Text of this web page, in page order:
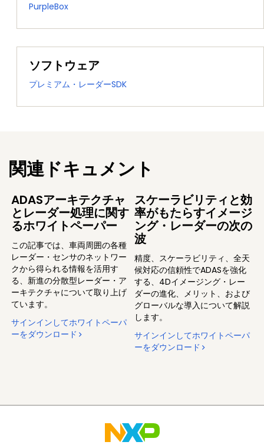
PurpleBox
ソフトウェア
プレミアム・レーダーSDK
関連ドキュメント
ADASアーキテクチャ
とレーダー処理に関す
るホワイトペーパー
この記事では、車両周囲の各種
レーダー・センサのネットワー
クから得られる情報を活用す
る、新進の分散型レーダー・ア
ーキテクチャについて取り上げ
ています。
サインインしてホワイトペーパ
ーをダウンロード
スケーラビリティと効
率がもたらすイメージ
ング・レーダーの次の
波
精度、スケーラビリティ、全天
候対応の信頼性でADASを強化
する、4Dイメージング・レー
ダーの進化、メリット、および
グローバルな導入について解説
します。
サインインしてホワイトペーパ
ーをダウンロード